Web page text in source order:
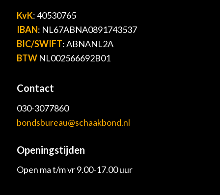
KvK: 40530765
IBAN: NL67ABNA0891743537
BIC/SWIFT: ABNANL2A
BTWNL002566692B01
Contact
030-3077860
bondsbureau@schaakbond.nl
Openingstijden
Open ma t/m vr 9.00-17.00 uur